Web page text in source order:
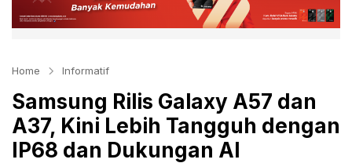
Home Informatif
Samsung Rilis Galaxy A57 dan
A37, Kini Lebih Tangguh dengan
IP68 dan Dukungan AI